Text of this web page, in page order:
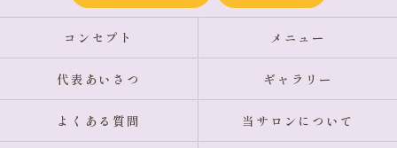
コンセプト メニュー
代表あいさつ ギャラリー
よくある質問 当サロンについて